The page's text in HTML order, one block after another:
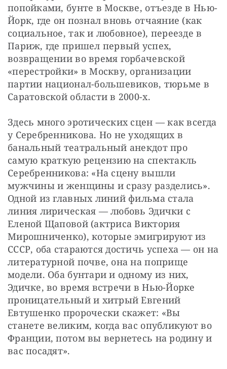
попойками, бунте в Москве, отъезде в Нью-
Йорк, где он познал вновь отчаяние (как
социальное, так и любовное), переезде в
Париж, где пришел первый успех,
возвращении во время горбачевской
«перестройки» в Москву, организации
партии национал-большевиков, тюрьме в
Саратовской области в 2000-х.
Здесь много эротических сцен — как всегда
у Серебренникова. Но не уходящих в
банальный театральный анекдот про
самую краткую рецензию на спектакль
Серебренникова: «На сцену вышли
мужчины и женщины и сразу разделись».
Одной из главных линий фильма стала
линия лирическая — любовь Эдички с
Еленой Щаповой (актриса Виктория
Мирошниченко), которые эмигрируют из
СССР, оба стараются достичь успеха — он на
литературной почве, она на поприще
модели. Оба бунтари и одному из них,
Эдичке, во время встречи в Нью-Йорке
проницательный и хитрый Евгений
Евтушенко пророчески скажет: «Вы
станете великим, когда вас опубликуют во
Франции, потом вы вернетесь на родину и
вас посадят».